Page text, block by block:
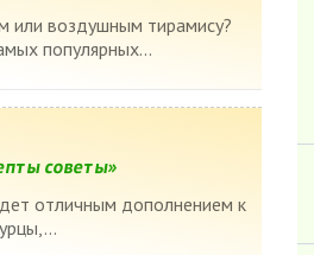
или воздушным тирамису?
популярных...
советы»
отличным дополнением к